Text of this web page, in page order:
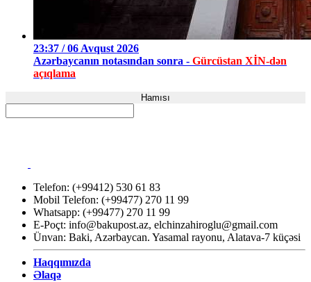
23:37 / 06 Avqust 2026
Azərbaycanın notasından sonra - Gürcüstan XİN-dən
açıqlama
Hamısı
Telefon: (+99412) 530 61 83
Mobil Telefon: (+99477) 270 11 99
Whatsapp: (+99477) 270 11 99
E-Poçt: info@bakupost.az, elchinzahiroglu@gmail.com
Ünvan: Baki, Azərbaycan. Yasamal rayonu, Alatava-7 küçəsi
Haqqımızda
Əlaqə